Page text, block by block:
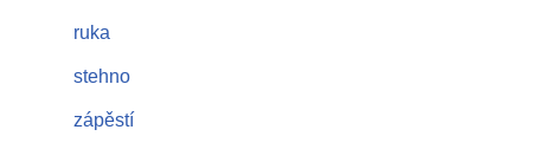
ruka
stehno
zápěstí